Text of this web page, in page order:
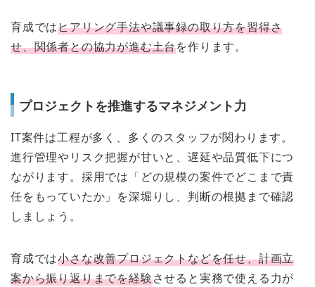
育成ではヒアリング手法や議事録の取り方を習得さ
せ、関係者との協力が進む土台を作ります。
プロジェクトを推進するマネジメント力
IT案件は工程が多く、多くのスタッフが関わります。
進行管理やリスク把握が甘いと、遅延や品質低下につ
ながります。採用では「どの規模の案件でどこまで責
任をもっていたか」を深堀りし、判断の根拠まで確認
しましょう。
育成では小さな改善プロジェクトなどを任せ、計画立
案から振り返りまでを経験させると実務で使える力が